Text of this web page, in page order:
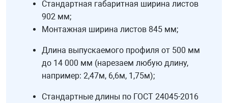
Стандартная габаритная ширина листов
902 мм;
Монтажная ширина листов 845 мм;
Длина выпускаемого профиля от 500 мм
до 14 000 мм (нарезаем любую длину,
например: 2,47м, 6,6м, 1,75м);
Стандартные длины по ГОСТ 24045-2016